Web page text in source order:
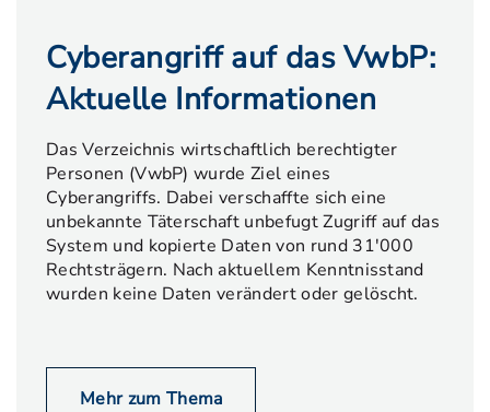
Cyberangriff auf das VwbP:
Aktuelle Informationen
Das Verzeichnis wirtschaftlich berechtigter
Personen (VwbP) wurde Ziel eines
Cyberangriffs. Dabei verschaffte sich eine
unbekannte Täterschaft unbefugt Zugriff auf das
System und kopierte Daten von rund 31'000
Rechtsträgern. Nach aktuellem Kenntnisstand
wurden keine Daten verändert oder gelöscht.
Mehr zum Thema